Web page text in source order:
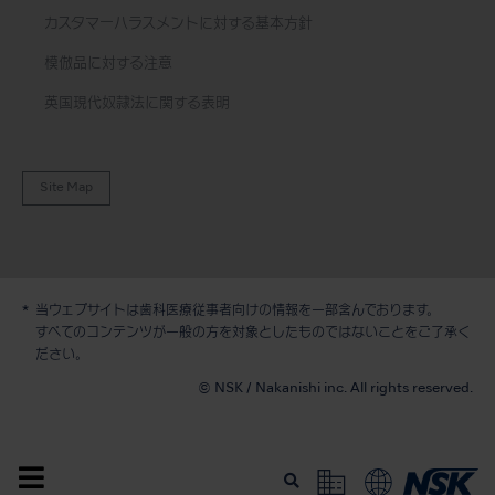
デモ / 見積依頼
カスタマーハラスメントに対する基本方針
模倣品に対する注意
英国現代奴隷法に関する表明
Site Map
当ウェブサイトは歯科医療従事者向けの情報を一部含んでおります。
すべてのコンテンツが一般の方を対象としたものではないことをご了承く
ださい。
© NSK / Nakanishi inc. All rights reserved.